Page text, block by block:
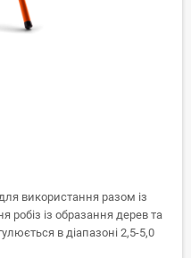
використання разом із
із образання дерев та
в діапазоні 2,5-5,0